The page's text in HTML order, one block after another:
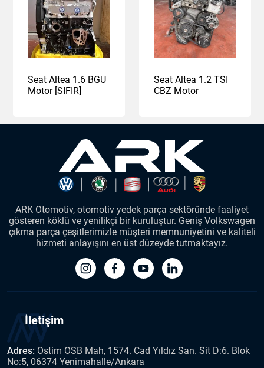
Seat Altea 1.6 BGU
Motor [SIFIR]
Seat Altea 1.2 TSI
CBZ Motor
ARK Otomotiv, otomotiv yedek parça sektöründe faaliyet
gösteren köklü ve yenilikçi bir kuruluştur. Geniş Volkswagen
çıkma parça çeşitlerimizle müşteri memnuniyetini ve kaliteli
hizmeti anlayışını en üst düzeyde tutmaktayız.
İletişim
Adres: Ostim OSB Mah, 1574. Cad Yıldız San. Sit D:6. Blok
No:5, 06374 Yenimahalle/Ankara